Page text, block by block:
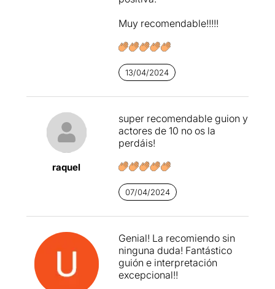
Muy recomendable!!!!!
13/04/2024
raquel
super recomendable guion y
actores de 10 no os la
perdáis!
07/04/2024
Genial! La recomiendo sin
ninguna duda! Fantástico
guión e interpretación
excepcional!!